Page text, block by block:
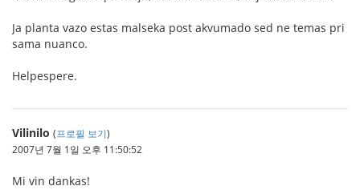
Ja planta vazo estas malseka post akvumado sed ne temas pri
sama nuanco.
Helpespere.
Vilinilo (프로필 보기)
2007년 7월 1일 오후 11:50:52
Mi vin dankas!